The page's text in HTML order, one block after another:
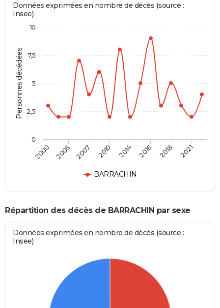
Personnes décédées
Données exprimées en nombre de décès (source :
Insee)
BARRACHIN
2000 2005 2007 2010 2014 2016 2018 2021
0
10
2,5
5
7,5
Répartition des décès de BARRACHIN par sexe
Données exprimées en nombre de décès (source :
Insee)